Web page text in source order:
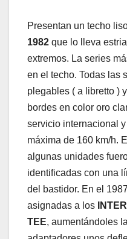
Presentan un techo
1982 que lo lleva
extremos. La series
en el techo. Todas las
plegables ( a libretto )
bordes en color oro
servicio internacional
máxima de 160 km/h.
algunas unidades
identificadas con una
del bastidor. En el
asignadas a los
TEE, aumentándoles